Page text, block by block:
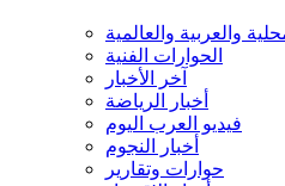
والعربية والعالمية
الحوارات الفنية
آخر الأخبار
أخبار الرياضة
فيديو العرب اليوم
أخبار النجوم
حوارات وتقارير